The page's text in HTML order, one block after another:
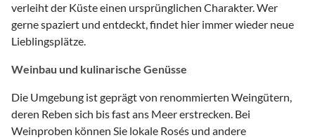
verleiht der Küste einen ursprünglichen Charakter. Wer
gerne spaziert und entdeckt, findet hier immer wieder neue
Lieblingsplätze.
Weinbau und kulinarische Genüsse
Die Umgebung ist geprägt von renommierten Weingütern,
deren Reben sich bis fast ans Meer erstrecken. Bei
Weinproben können Sie lokale Rosés und andere